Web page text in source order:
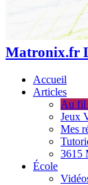
Matronix.fr
Accueil
Articles
Au fil
Jeux
Mes
3615
École